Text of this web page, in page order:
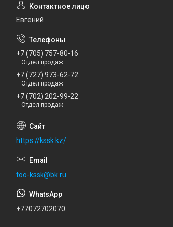
Евгений
+7 (705) 757-80-16
Отдел продаж
+7 (727) 973-62-72
Отдел продаж
+7 (702) 202-99-22
Отдел продаж
https://kssk.kz/
too-kssk@bk.ru
+77072702070